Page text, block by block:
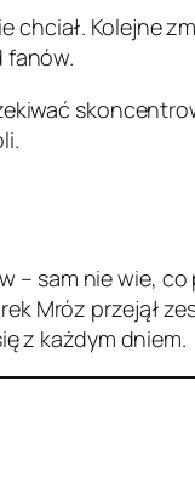
Kolejne
fanów.
sam nie wie,
Mróz przejął
z każdym dniem.